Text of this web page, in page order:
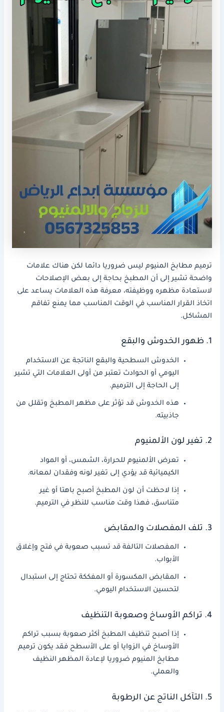
ترميم مطابخ المنيوم ليس ضروريا دائما لكن هناك علامات
واضحة تشير إلى أن المطبخ بحاجة إلى بعض الإصلاحات
لاستعادة مظهره ووظيفته، معرفة هذه العلامات يساعد على
اتخاذ القرار المناسب في الوقت المناسب مما يمنع تفاقم
المشاكل.
1. ظهور الخدوش والبقع
الخدوش السطحية والبقع الناتجة عن الاستخدام
اليومي أو الحوادث تعتبر من أولى العلامات التي تشير
إلى الحاجة إلى الترميم.
هذه الخدوش قد تؤثر على مظهر المطبخ وتقلل من
جاذبيته.
2. تغير لون الألمنيوم
تعرض الألمنيوم للحرارة، الشمس، أو المواد
الكيميائية قد يؤدي إلى تغير لونه وفقدان لمعانه.
إذا لاحظت أن لون المطبخ أصبح باهتا أو غير
متناسق، فهذا وقت مناسب للنظر في الترميم.
3. تلف المفصلات والمقابض
المفصلات التالفة قد تسبب صعوبة في فتح وإغلاق
الأبواب.
المقابض المكسورة أو المفككة تحتاج إلى استبدال
لتحسين الاستخدام اليومي.
4. تراكم الأوساخ وصعوبة التنظيف
إذا أصبح تنظيف المطبخ أكثر صعوبة بسبب تراكم
الأوساخ في الزوايا أو على الأسطح فقد يكون ترميم
مطابخ المنيوم ضروريا لإعادة المظهر النظيف
والعملي.
5. التآكل الناتج عن الرطوبة